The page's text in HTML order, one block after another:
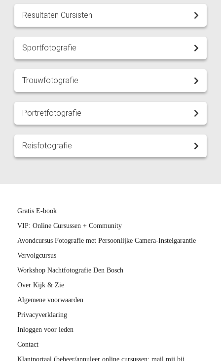
Resultaten Cursisten
Sportfotografie
Trouwfotografie
Portretfotografie
Reisfotografie
Gratis E-book
VIP: Online Cursussen + Community
Avondcursus Fotografie met Persoonlijke Camera-Instelgarantie
Vervolgcursus
Workshop Nachtfotografie Den Bosch
Over Kijk & Zie
Algemene voorwaarden
Privacyverklaring
Inloggen voor leden
Contact
Klantportaal (beheer/annuleer online cursussen; mail mij bij